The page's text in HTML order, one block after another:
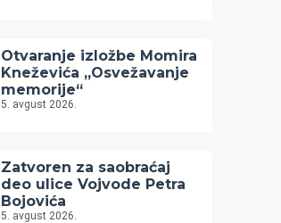
Otvaranje izložbe Momira
Kneževića „Osvežavanje
memorije“
5. avgust 2026.
Zatvoren za saobraćaj
deo ulice Vojvode Petra
Bojovića
5. avgust 2026.